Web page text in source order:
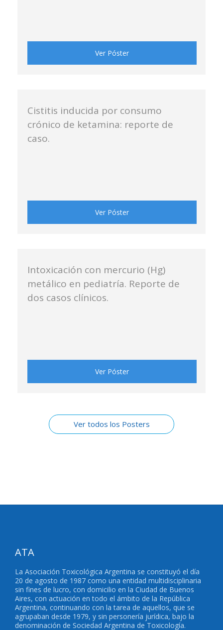
Ver Póster
Cistitis inducida por consumo
crónico de ketamina: reporte de
caso.
Ver Póster
Intoxicación con mercurio (Hg)
metálico en pediatría. Reporte de
dos casos clínicos.
Ver Póster
Ver todos los Posters
ATA
La Asociación Toxicológica Argentina se constituyó el día
20 de agosto de 1987 como una entidad multidisciplinaria
sin fines de lucro, con domicilio en la Ciudad de Buenos
Aires, con actuación en todo el ámbito de la República
Argentina, continuando con la tarea de aquellos, que se
agrupaban desde 1979, y sin personería jurídica, bajo la
denominación de Sociedad Argentina de Toxicología.